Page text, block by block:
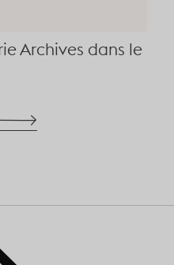
Archives dans le